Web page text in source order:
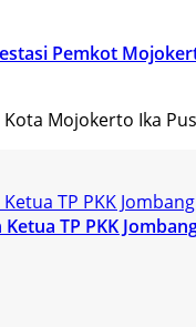
Pemkot
Kota Mojokerto Ika
TP PKK